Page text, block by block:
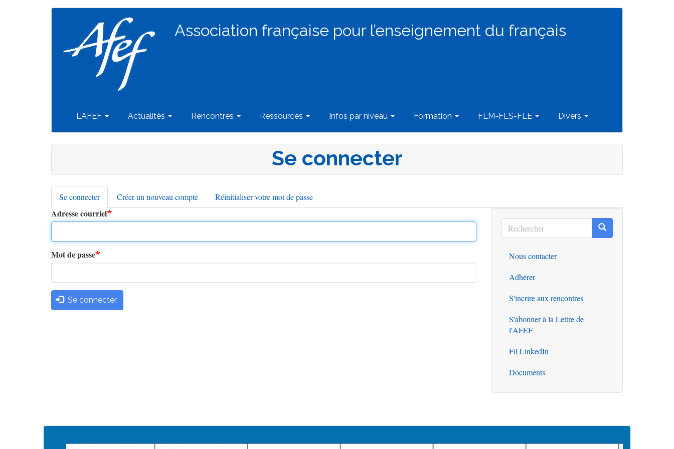
Association française pour l’enseignement du français
Navigation
principale
L'AFEF Actualités Rencontres Ressources Infos par niveau Formation FLM-FLS-FLE Divers
Se connecter
Onglets
principaux
Se connecter(onglet
actif)
Créer un nouveau compte Réinitialiser votre mot de passe
Adresse courriel
Mot de passe
Se connecter
Rechercher
Rechercher Rechercher
Outils
Nous contacter
Adhérer
S'incrire aux rencontres
S'abonner à la Lettre de
l'AFEF
Fil LinkedIn
Documents